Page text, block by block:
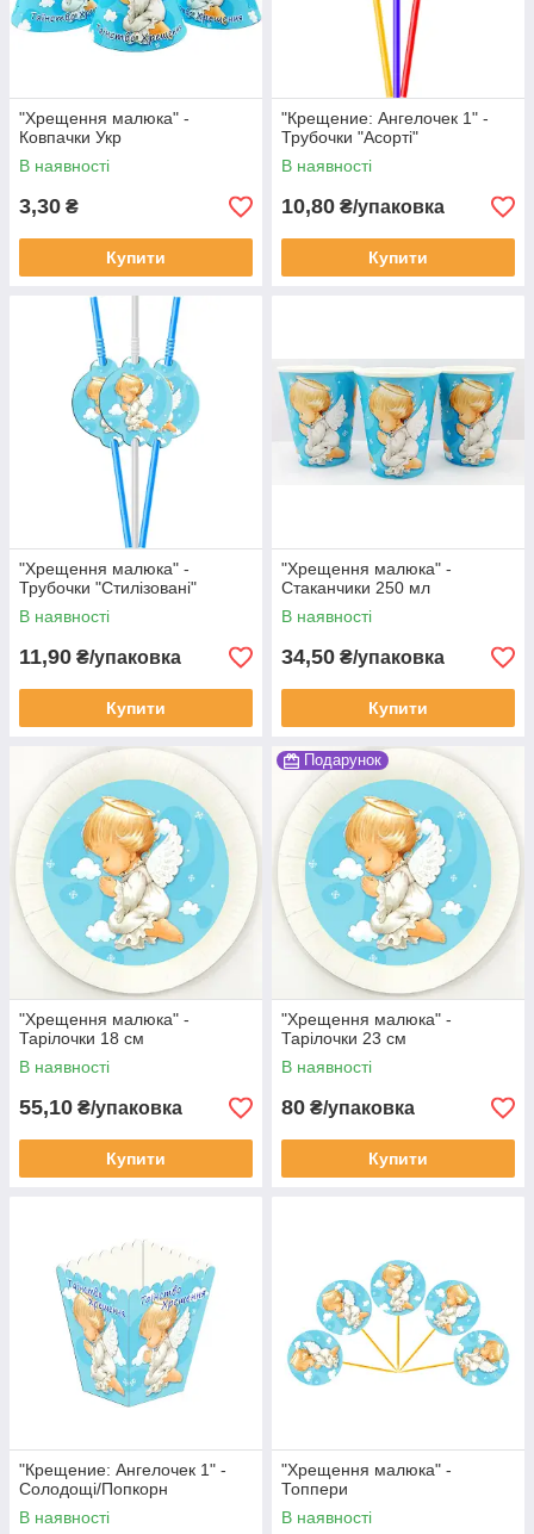
"Хрещення малюка" -
Ковпачки Укр
В наявності
3,30 ₴
Купити
"Крещение: Ангелочек 1" -
Трубочки "Асорті"
В наявності
10,80 ₴/упаковка
Купити
"Хрещення малюка" -
Трубочки "Стилізовані"
В наявності
11,90 ₴/упаковка
Купити
"Хрещення малюка" -
Стаканчики 250 мл
В наявності
34,50 ₴/упаковка
Купити
"Хрещення малюка" -
Тарілочки 18 см
В наявності
55,10 ₴/упаковка
Купити
Подарунок
"Хрещення малюка" -
Тарілочки 23 см
В наявності
80 ₴/упаковка
Купити
"Крещение: Ангелочек 1" -
Солодощі/Попкорн
В наявності
"Хрещення малюка" -
Топпери
В наявності